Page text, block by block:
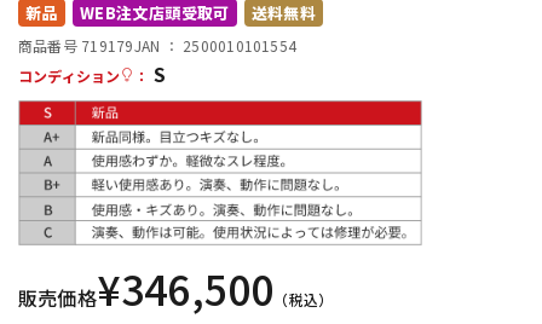
配信/ライブ機器
中古 ヴィンテージ
新品 WEB注文店頭受取可 送料無料
商品番号 719179JAN ： 2500010101554
コンディション
： S
販売価格¥346,500 （税込）